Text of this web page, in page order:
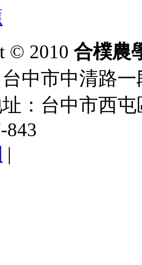
© 2010 合樸農
中市中清路一
：台中市西
843
|